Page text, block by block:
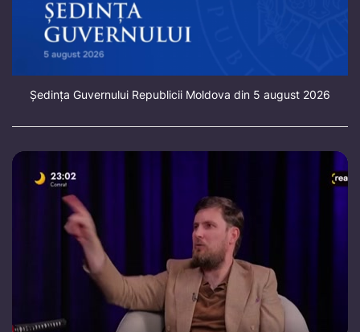
Ședința Guvernului Republicii Moldova din 5 august 2026